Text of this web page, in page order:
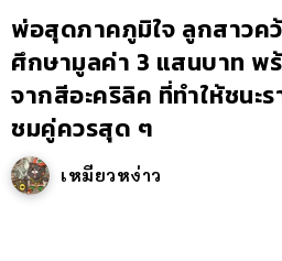
พ่อสุดภาคภูมิใจ ลูกสาวค
ศึกษามูลค่า 3 แสนบาท พ
จากสีอะคริลิค ที่ทำให้ชนะ
ชมคู่ควรสุด ๆ
เหมียวหง่าว